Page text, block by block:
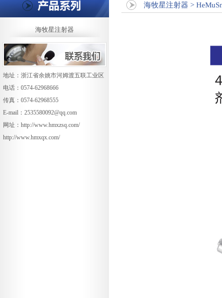
海牧星注射器
地址：浙江省余姚市河姆渡五联工业区
电话：0574-62968666
传真：0574-62968555
E-mail： 2535580092@qq.com
网址： http://www.hmxzsq.com/
http://www.hmxqx.com/
海牧星注射器 >